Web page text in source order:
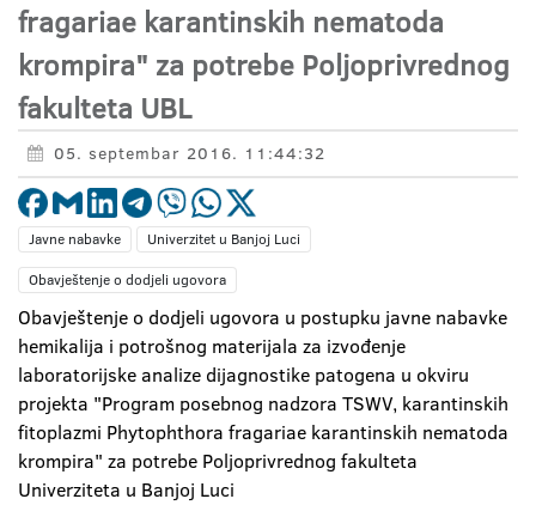
fragariae karantinskih nematoda
krompira" za potrebe Poljoprivrednog
fakulteta UBL
05. septembar 2016. 11:44:32
Javne nabavke
Univerzitet u Banjoj Luci
Obavještenje o dodjeli ugovora
Obavještenje o dodjeli ugovora u postupku javne nabavke
hemikalija i potrošnog materijala za izvođenje
laboratorijske analize dijagnostike patogena u okviru
projekta "Program posebnog nadzora TSWV, karantinskih
fitoplazmi Phytophthora fragariae karantinskih nematoda
krompira" za potrebe Poljoprivrednog fakulteta
Univerziteta u Banjoj Luci